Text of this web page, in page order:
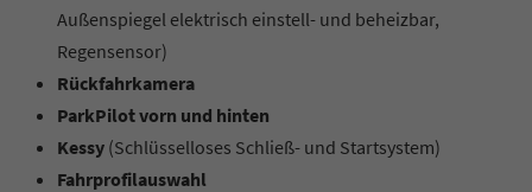
Außenspiegel elektrisch einstell- und beheizbar,
Regensensor)
Rückfahrkamera
ParkPilot vorn und hinten
Kessy (Schlüsselloses Schließ- und Startsystem)
Fahrprofilauswahl